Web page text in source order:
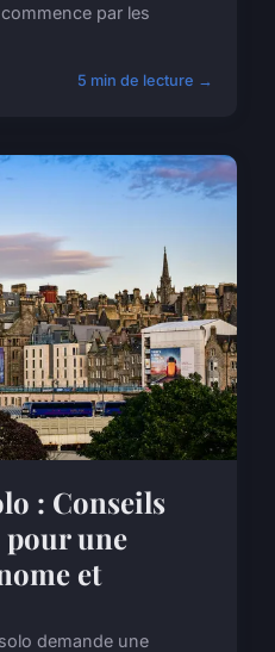
par les
5 min de lecture →
: Conseils
pour une
et
demande une